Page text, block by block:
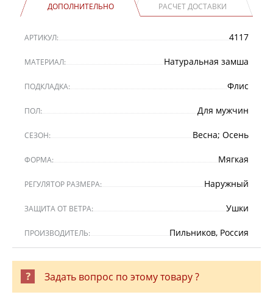
ДОПОЛНИТЕЛЬНО РАСЧЕТ ДОСТАВКИ
АРТИКУЛ: 4117
МАТЕРИАЛ: Натуральная замша
ПОДКЛАДКА: Флис
ПОЛ: Для мужчин
СЕЗОН: Весна; Осень
ФОРМА: Мягкая
РЕГУЛЯТОР РАЗМЕРА: Наружный
ЗАЩИТА ОТ ВЕТРА: Ушки
ПРОИЗВОДИТЕЛЬ: Пильников, Россия
Задать вопрос по этому товару ?